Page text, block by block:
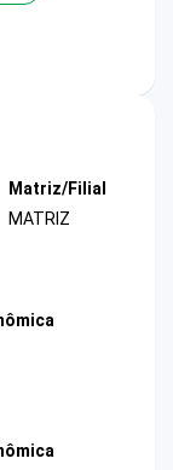
Matriz/Filial
MATRIZ